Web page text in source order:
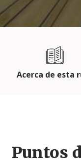
Acerca de esta
Puntos